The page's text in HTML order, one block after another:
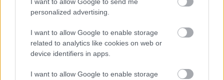
personalized advertising.
I want to allow Google to enable storage
related to analytics like cookies on web or
device identifiers in apps.
I want to allow Google to enable storage
Δημοφιλείς Ειδήσεις